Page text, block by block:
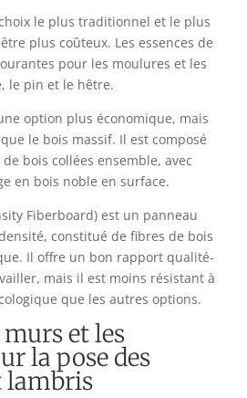
le plus traditionnel et le plus
plus coûteux. Les essences de
pour les moulures et les
le pin et le hêtre.
option plus économique, mais
le bois massif. Il est composé
bois collées ensemble, avec
en bois noble en surface.
Fiberboard) est un panneau
constitué de fibres de bois
Il offre un bon rapport qualité-
mais il est moins résistant à
que les autres options.
et les
la pose des
lambris